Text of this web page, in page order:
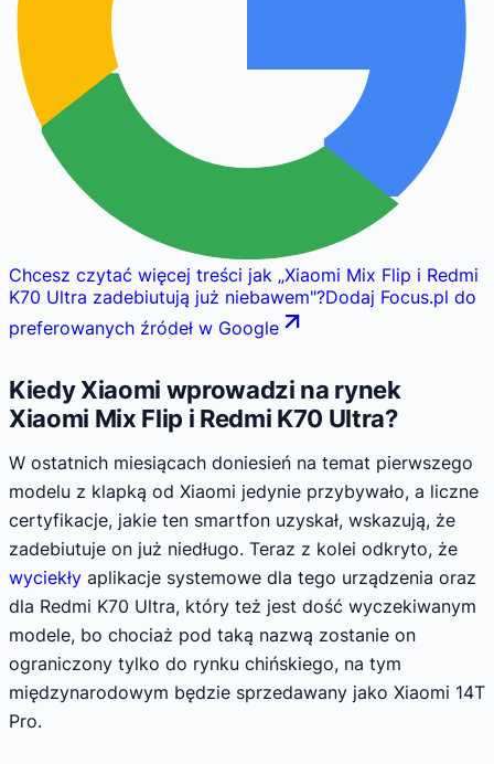
Chcesz czytać więcej treści jak „Xiaomi Mix Flip i Redmi
K70 Ultra zadebiutują już niebawem"?Dodaj Focus.pl do
preferowanych źródeł w Google
Kiedy Xiaomi wprowadzi na rynek
Xiaomi Mix Flip i Redmi K70 Ultra?
W ostatnich miesiącach doniesień na temat pierwszego
modelu z klapką od Xiaomi jedynie przybywało, a liczne
certyfikacje, jakie ten smartfon uzyskał, wskazują, że
zadebiutuje on już niedługo. Teraz z kolei odkryto, że
wyciekły aplikacje systemowe dla tego urządzenia oraz
dla Redmi K70 Ultra, który też jest dość wyczekiwanym
modele, bo chociaż pod taką nazwą zostanie on
ograniczony tylko do rynku chińskiego, na tym
międzynarodowym będzie sprzedawany jako Xiaomi 14T
Pro.